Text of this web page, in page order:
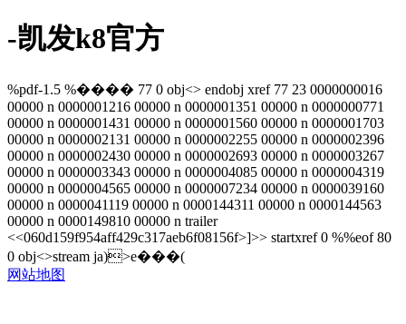
-凯发k8官方
%pdf-1.5 %���� 77 0 obj<> endobj xref 77 23 0000000016
00000 n 0000001216 00000 n 0000001351 00000 n 0000000771
00000 n 0000001431 00000 n 0000001560 00000 n 0000001703
00000 n 0000002131 00000 n 0000002255 00000 n 0000002396
00000 n 0000002430 00000 n 0000002693 00000 n 0000003267
00000 n 0000003343 00000 n 0000004085 00000 n 0000004319
00000 n 0000004565 00000 n 0000007234 00000 n 0000039160
00000 n 0000041119 00000 n 0000144311 00000 n 0000144563
00000 n 0000149810 00000 n trailer
<<060d159f954aff429c317aeb6f08156f>]>> startxref 0 %%eof 80
0 obj<>stream ja)>e���(
网站地图